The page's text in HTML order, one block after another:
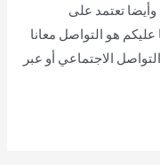
تعتمد على
هو التواصل معانا
الاجتماعي أو عبر